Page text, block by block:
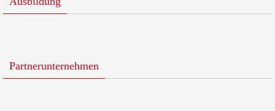
Partnerunternehmen